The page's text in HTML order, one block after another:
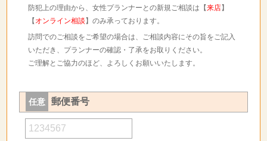
防犯上の理由から、女性プランナーとの新規ご相談は【来店】
【 オンライン相談 】のみ承っております。
訪問でのご相談をご希望の場合は、ご相談内容にその旨をご記入
いただき、プランナーの確認・了承をお取りください。
ご理解とご協力のほど、よろしくお願いいたします。
任意 郵便番号